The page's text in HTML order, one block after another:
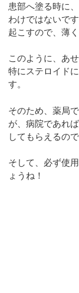
患部へ塗る時に
わけではないで
起こすので、薄
このように、あ
特にステロイド
す。
そのため、薬局
が、病院であれ
してもらえるの
そして、必ず使
ょうね！